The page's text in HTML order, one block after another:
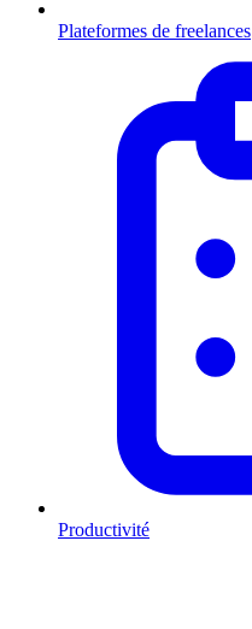
Plateformes de freelances
Productivité